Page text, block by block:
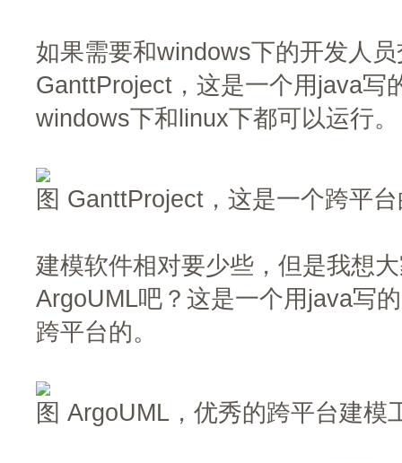
如果需要和windows下的开发人
GanttProject，这是一个用java写
windows下和linux下都可以运行。
图 GanttProject，这是一个跨平
建模软件相对要少些，但是我想
ArgoUML吧？这是一个用java写
跨平台的。
图 ArgoUML，优秀的跨平台建模